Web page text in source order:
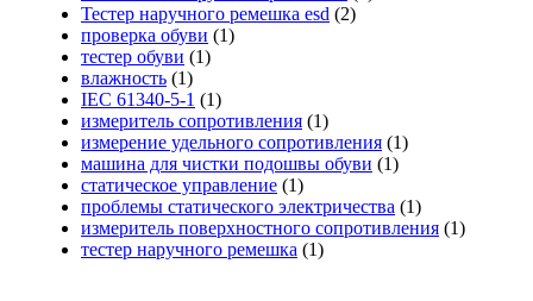
Тестер наручного ремешка esd (2)
проверка обуви (1)
тестер обуви (1)
влажность (1)
IEC 61340-5-1 (1)
измеритель сопротивления (1)
измерение удельного сопротивления (1)
машина для чистки подошвы обуви (1)
статическое управление (1)
проблемы статического электричества (1)
измеритель поверхностного сопротивления (1)
тестер наручного ремешка (1)